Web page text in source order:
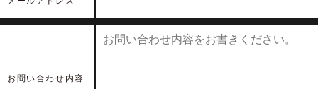
お問い合わせ内容